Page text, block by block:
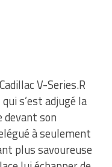
V-Series.R
s’est adjugé la
devant son
à seulement
plus savoureuse